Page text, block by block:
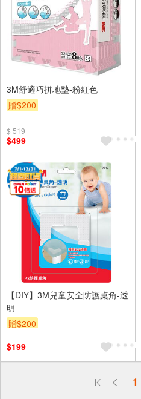
3M舒適巧拼地墊-粉紅色
贈$200
$ 519
$499
【DIY】3M兒童安全防護桌角-透
明
贈$200
$199
1
偏遠地區配送